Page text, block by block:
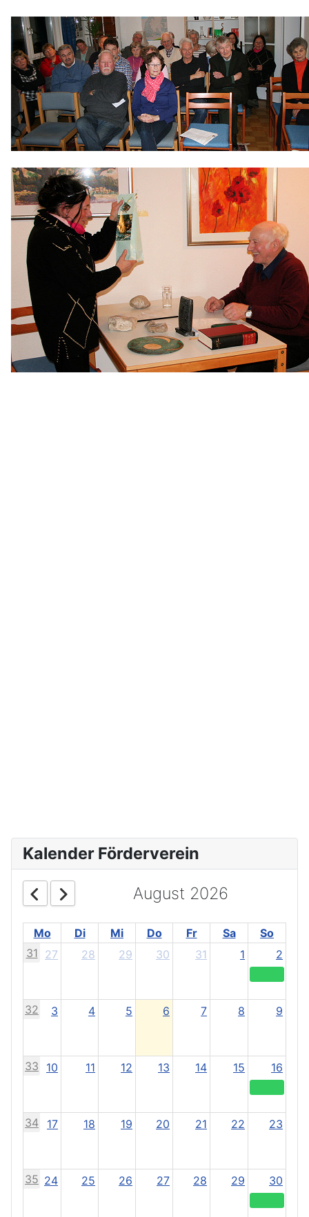
Kalender Förderverein
August 2026
Mo Di Mi Do Fr Sa
So
31 27 28 29 30 31 1 2
32 3 4 5 6 7 8 9
33 10 11 12 13 14 15 16
34 17 18 19 20 21 22 23
35 24 25 26 27 28 29 30